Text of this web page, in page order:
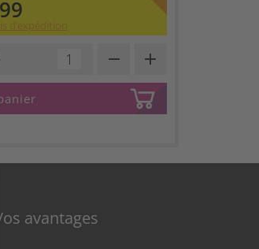
d’expédition
remove add
avantages